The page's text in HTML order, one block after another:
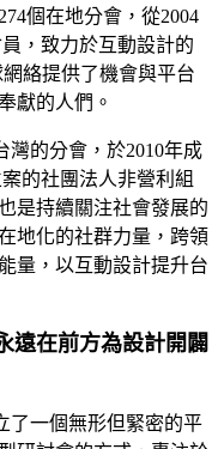
個在地分會，從2004
，致力於互動設計的
絡提供了機會與平台
獻的人們。
灣的分會，於2010年成
的社團法人非營利組
是持續關注社會發展的
地化的社群力量，跨領
量，以互動設計提升台
遠在前方為設計開闢
了一個無形但緊密的平